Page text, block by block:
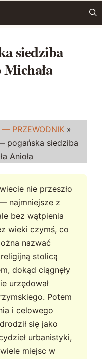
siedziba
PRZEWODNIK »
pogańska siedziba
Anioła
nie przeszło
najmniejsze z
bez wątpienia
wieki czymś, co
nazwać
religijną stolicą
dokąd ciągnęły
urzędował
Potem
i celowego
się jako
urbanistyki,
miejsc w